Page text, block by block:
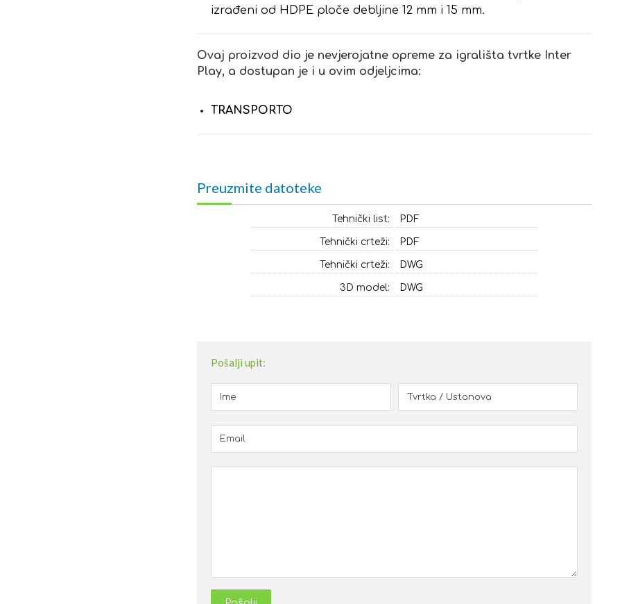
izrađeni od HDPE ploče debljine 12 mm i 15 mm.
Ovaj proizvod dio je nevjerojatne opreme za igrališta tvrtke Inter
Play, a dostupan je i u ovim odjeljcima:
TRANSPORTO
Preuzmite datoteke
Tehnički list: PDF
Tehnički crteži: PDF
Tehnički crteži: DWG
3D model: DWG
Pošalji upit: